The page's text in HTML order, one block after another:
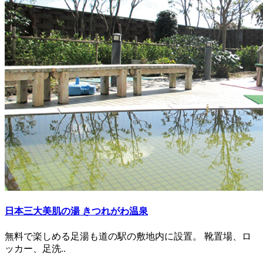
日本三大美肌の湯 きつれがわ温泉
無料で楽しめる足湯も道の駅の敷地内に設置。 靴置場、ロ
ッカー、足洗..